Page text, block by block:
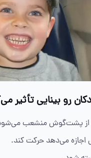
رو بینایی تأثیر
پشت‌گوش منشعب
اجازه می‌دهد حرکت کند.